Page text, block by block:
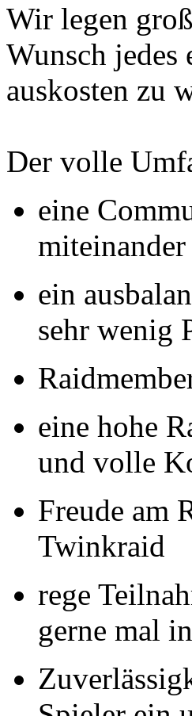
Wir legen
Wunsch
auskosten zu
Der volle
eine
ein
sehr wenig
eine hohe
und volle
Freude am
Twinkraid
rege
gerne mal